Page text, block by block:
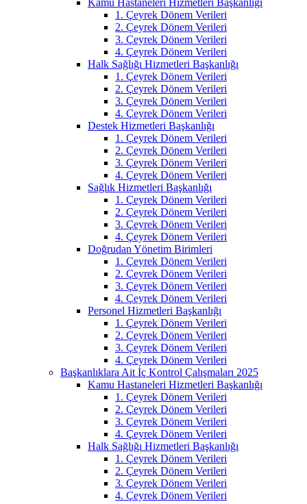
1. Çeyrek Dönem Verileri
2. Çeyrek Dönem Verileri
3. Çeyrek Dönem Verileri
4. Çeyrek Dönem Verileri
Halk Sağlığı Hizmetleri Başkanlığı
1. Çeyrek Dönem Verileri
2. Çeyrek Dönem Verileri
3. Çeyrek Dönem Verileri
4. Çeyrek Dönem Verileri
Destek Hizmetleri Başkanlığı
1. Çeyrek Dönem Verileri
2. Çeyrek Dönem Verileri
3. Çeyrek Dönem Verileri
4. Çeyrek Dönem Verileri
Sağlık Hizmetleri Başkanlığı
1. Çeyrek Dönem Verileri
2. Çeyrek Dönem Verileri
3. Çeyrek Dönem Verileri
4. Çeyrek Dönem Verileri
Doğrudan Yönetim Birimleri
1. Çeyrek Dönem Verileri
2. Çeyrek Dönem Verileri
3. Çeyrek Dönem Verileri
4. Çeyrek Dönem Verileri
Personel Hizmetleri Başkanlığı
1. Çeyrek Dönem Verileri
2. Çeyrek Dönem Verileri
3. Çeyrek Dönem Verileri
4. Çeyrek Dönem Verileri
Başkanlıklara Ait İç Kontrol Çalışmaları 2025
Kamu Hastaneleri Hizmetleri Başkanlığı
1. Çeyrek Dönem Verileri
2. Çeyrek Dönem Verileri
3. Çeyrek Dönem Verileri
4. Çeyrek Dönem Verileri
Halk Sağlığı Hizmetleri Başkanlığı
1. Çeyrek Dönem Verileri
2. Çeyrek Dönem Verileri
3. Çeyrek Dönem Verileri
4. Çeyrek Dönem Verileri